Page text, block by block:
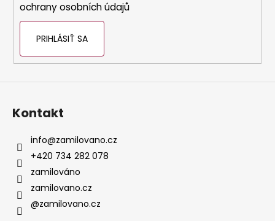
d
o
r
ú
č
a
m
ochrany osobních údajů
PRIHLÁSIŤ SA
Kontakt
info@zamilovano.cz
+420 734 282 078
zamilováno
zamilovano.cz
@zamilovano.cz